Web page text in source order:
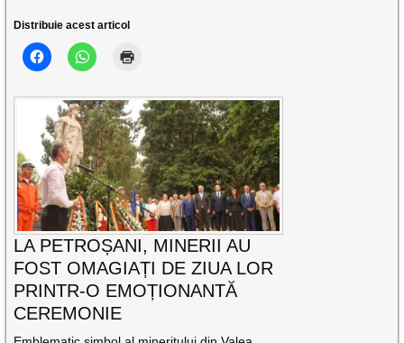
Distribuie acest articol
LA PETROȘANI, MINERII AU
FOST OMAGIAȚI DE ZIUA LOR
PRINTR-O EMOȚIONANTĂ
CEREMONIE